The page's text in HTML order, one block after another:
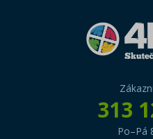
313
Po–Pá